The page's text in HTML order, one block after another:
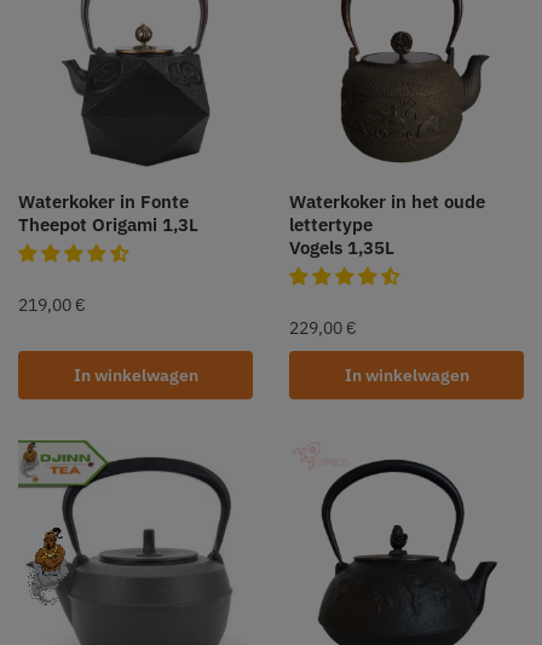
Waterkoker in Fonte
Theepot Origami 1,3L
219,00 €
In winkelwagen
Waterkoker in het oude
lettertype
Vogels 1,35L
229,00 €
In winkelwagen